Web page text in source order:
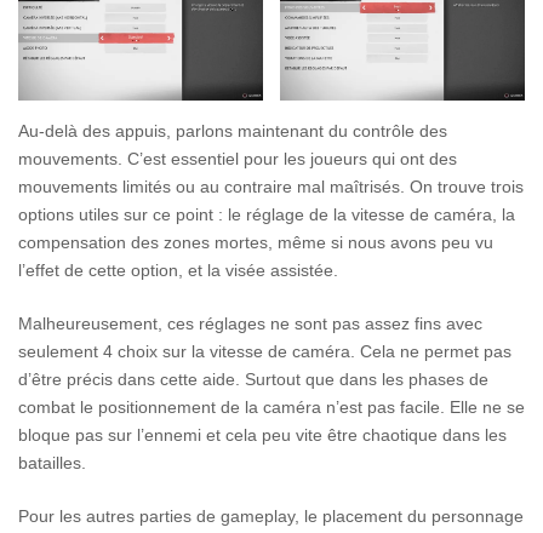
Au-delà des appuis, parlons maintenant du contrôle des
mouvements. C’est essentiel pour les joueurs qui ont des
mouvements limités ou au contraire mal maîtrisés. On trouve trois
options utiles sur ce point : le réglage de la vitesse de caméra, la
compensation des zones mortes, même si nous avons peu vu
l’effet de cette option, et la visée assistée.
Malheureusement, ces réglages ne sont pas assez fins avec
seulement 4 choix sur la vitesse de caméra. Cela ne permet pas
d’être précis dans cette aide. Surtout que dans les phases de
combat le positionnement de la caméra n’est pas facile. Elle ne se
bloque pas sur l’ennemi et cela peu vite être chaotique dans les
batailles.
Pour les autres parties de gameplay, le placement du personnage